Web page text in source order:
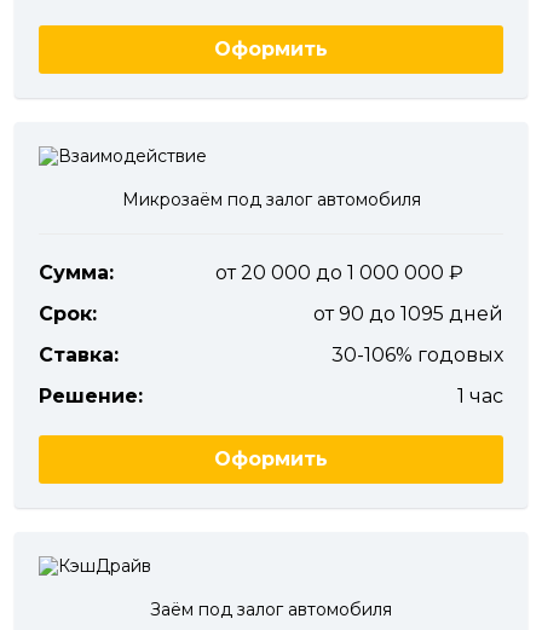
Оформить
Микрозаём под залог автомобиля
Сумма:
от 20 000 до 1 000 000
Срок:
от 90 до 1095 дней
Ставка:
30-106% годовых
Решение:
1 час
Оформить
Заём под залог автомобиля